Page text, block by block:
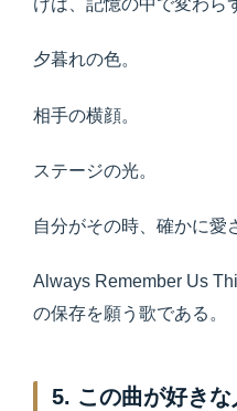
けは、記憶の中で変わら
夕暮れの色。
相手の横顔。
ステージの光。
自分がその時、確かに愛
Always Remember Us
の保存を願う歌である。
5. この曲が好き